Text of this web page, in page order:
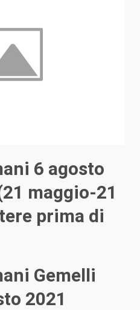
6 agosto
maggio-21
prima di
Gemelli
2021